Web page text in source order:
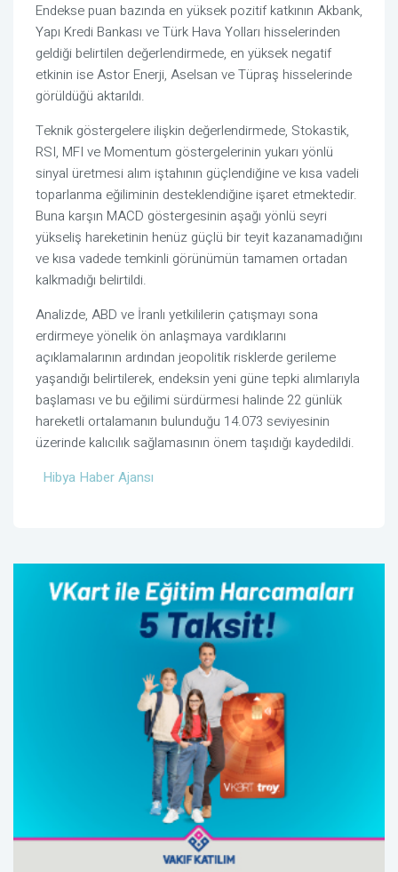
Endekse puan bazında en yüksek pozitif katkının Akbank,
Yapı Kredi Bankası ve Türk Hava Yolları hisselerinden
geldiği belirtilen değerlendirmede, en yüksek negatif
etkinin ise Astor Enerji, Aselsan ve Tüpraş hisselerinde
görüldüğü aktarıldı.
Teknik göstergelere ilişkin değerlendirmede, Stokastik,
RSI, MFI ve Momentum göstergelerinin yukarı yönlü
sinyal üretmesi alım iştahının güçlendiğine ve kısa vadeli
toparlanma eğiliminin desteklendiğine işaret etmektedir.
Buna karşın MACD göstergesinin aşağı yönlü seyri
yükseliş hareketinin henüz güçlü bir teyit kazanamadığını
ve kısa vadede temkinli görünümün tamamen ortadan
kalkmadığı belirtildi.
Analizde, ABD ve İranlı yetkililerin çatışmayı sona
erdirmeye yönelik ön anlaşmaya vardıklarını
açıklamalarının ardından jeopolitik risklerde gerileme
yaşandığı belirtilerek, endeksin yeni güne tepki alımlarıyla
başlaması ve bu eğilimi sürdürmesi halinde 22 günlük
hareketli ortalamanın bulunduğu 14.073 seviyesinin
üzerinde kalıcılık sağlamasının önem taşıdığı kaydedildi.
Hibya Haber Ajansı